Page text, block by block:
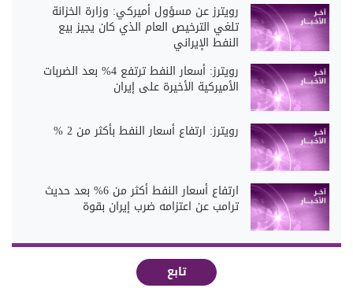
رويترز عن مسؤول أميركي: وزارة الخزانة
تلغي الترخيص العام الذي كان يجيز بيع
النفط الإيراني
رويترز: أسعار النفط ترتفع 4% بعد الضربات
الأميركية الأخيرة على إيران
رويترز: ارتفاع أسعار النفط بأكثر من 2 %
ارتفاع أسعار النفط أكثر من 6% بعد حديث
ترامب عن اعتزامه ضرب إيران بقوة
تابع